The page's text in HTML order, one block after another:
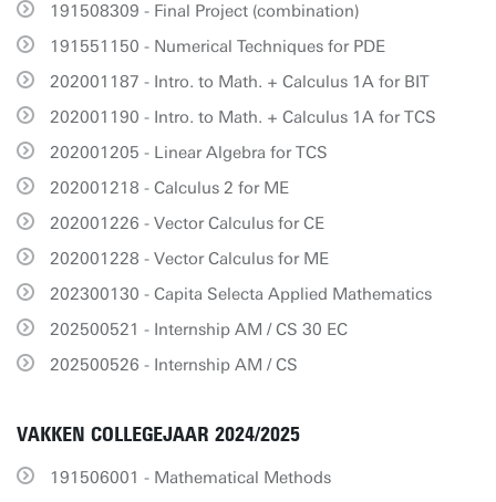
191508309 - Final Project (combination)
191551150 - Numerical Techniques for PDE
202001187 - Intro. to Math. + Calculus 1A for BIT
202001190 - Intro. to Math. + Calculus 1A for TCS
202001205 - Linear Algebra for TCS
202001218 - Calculus 2 for ME
202001226 - Vector Calculus for CE
202001228 - Vector Calculus for ME
202300130 - Capita Selecta Applied Mathematics
202500521 - Internship AM / CS 30 EC
202500526 - Internship AM / CS
VAKKEN COLLEGEJAAR 2024/2025
191506001 - Mathematical Methods